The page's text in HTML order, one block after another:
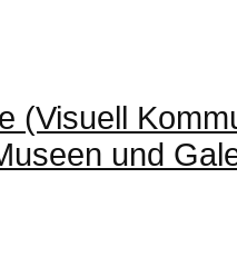
(Visuell
und